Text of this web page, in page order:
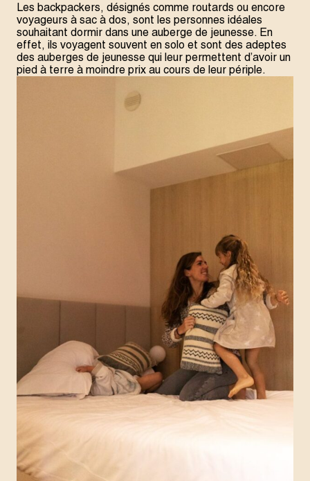
Les backpackers, désignés comme routards ou encore
voyageurs à sac à dos, sont les personnes idéales
souhaitant dormir dans une auberge de jeunesse. En
effet, ils voyagent souvent en solo et sont des adeptes
des auberges de jeunesse qui leur permettent d’avoir un
pied à terre à moindre prix au cours de leur périple.